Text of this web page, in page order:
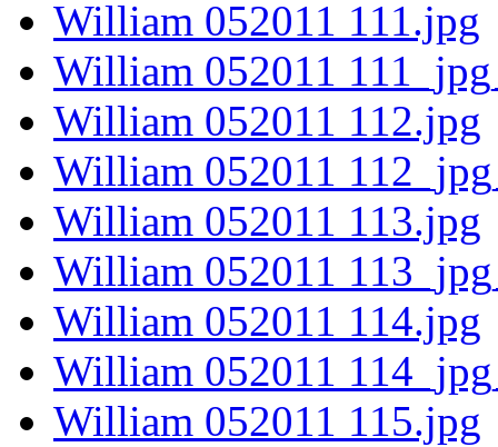
William 052011 111.jpg
William 052011
William 052011 112.jpg
William 052011
William 052011 113.jpg
William 052011
William 052011 114.jpg
William 052011
William 052011 115.jpg